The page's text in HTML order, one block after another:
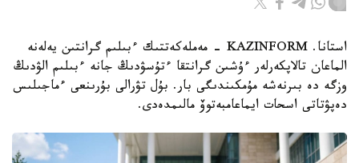
استانا. KAZINFORM - مەملەكەتتىك ءبىلىم گرانتىن يەلەنە
الماعان تالاپكەرلەر ءۇشىن گرانتقا ءتۇسۋدىڭ جانە ءبىلىم الۋدىڭ
وزگە دە بىرنەشە مۇمكىندىگى بار. بۇل تۋرالى بۇرىنعى ءماجىلىس
دەپۋتاتى اسحات ايماعامبەتوۆ مالىمدەدى.